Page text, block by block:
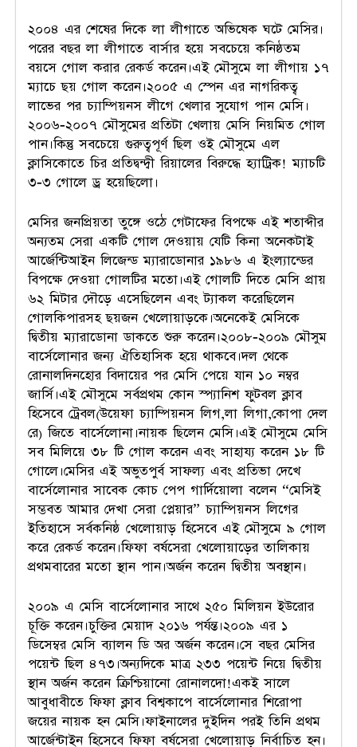
২০০৪ এর শেষের দিকে লা লীগাতে অভিষেক ঘটে মেসির।
পরের বছর লা লীগাতে বার্সার হয়ে সবচেয়ে কনিষ্ঠতম
বয়সে গোল করার রেকর্ড করেন।এই মৌসুমে লা লীগায় ১৭
ম্যাচে ছয় গোল করেন।২০০৫ এ স্পেন এর নাগরিকত্ব
লাভের পর চ্যাম্পিয়নস লীগে খেলার সুযোগ পান মেসি।
২০০৬-২০০৭ মৌসুমের প্রতিটা খেলায় মেসি নিয়মিত গোল
পান।কিন্তু সবচেয়ে গুরুত্বপূর্ণ ছিল ওই মৌসুমে এল
ক্লাসিকোতে চির প্রতিদ্বন্দ্বী রিয়ালের বিরুদ্ধে হ্যাট্রিক! ম্যাচটি
৩-৩ গোলে ড্র হয়েছিলো।
মেসির জনপ্রিয়তা তুঙ্গে ওঠে গেটাফের বিপক্ষে এই শতাব্দীর
অন্যতম সেরা একটি গোল দেওয়ায় যেটি কিনা অনেকটাই
আর্জেন্টিআইন লিজেন্ড ম্যারাডোনার ১৯৮৬ এ ইংল্যান্ডের
বিপক্ষে দেওয়া গোলটির মতো।এই গোলটি দিতে মেসি প্রায়
৬২ মিটার দৌড়ে এসেছিলেন এবং ট্যাকল করেছিলেন
গোলকিপারসহ ছয়জন খেলোয়াড়কে।অনেকেই মেসিকে
দ্বিতীয় ম্যারাডোনা ডাকতে শুরু করেন।২০০৮-২০০৯ মৌসুম
বার্সেলোনার জন্য ঐতিহাসিক হয়ে থাকবে।দল থেকে
রোনালদিনহোর বিদায়ের পর মেসি পেয়ে যান ১০ নম্বর
জার্সি।এই মৌসুমে সর্বপ্রথম কোন স্প্যানিশ ফুটবল ক্লাব
হিসেবে ট্রেবল(উয়েফা চ্যাম্পিয়নস লিগ,লা লিগা,কোপা দেল
রে) জিতে বার্সেলোনা।নায়ক ছিলেন মেসি।এই মৌসুমে মেসি
সব মিলিয়ে ৩৮ টি গোল করেন এবং সাহায্য করেন ১৮ টি
গোলে।মেসির এই অভুতপুর্ব সাফল্য এবং প্রতিভা দেখে
বার্সেলোনার সাবেক কোচ পেপ গার্দিয়োলা বলেন “মেসিই
সম্ভবত আমার দেখা সেরা প্লেয়ার” চ্যাম্পিয়নস লিগের
ইতিহাসে সর্বকনিষ্ঠ খেলোয়াড় হিসেবে এই মৌসুমে ৯ গোল
করে রেকর্ড করেন।ফিফা বর্ষসেরা খেলোয়াড়ের তালিকায়
প্রথমবারের মতো স্থান পান।অর্জন করেন দ্বিতীয় অবস্থান।
২০০৯ এ মেসি বার্সেলোনার সাথে ২৫০ মিলিয়ন ইউরোর
চূক্তি করেন।চুক্তির মেয়াদ ২০১৬ পর্যন্ত।২০০৯ এর ১
ডিসেম্বর মেসি ব্যালন ডি অর অর্জন করেন।সে বছর মেসির
পয়েন্ট ছিল ৪৭৩।অন্যদিকে মাত্র ২৩৩ পয়েন্ট নিয়ে দ্বিতীয়
স্থান অর্জন করেন ক্রিশ্চিয়ানো রোনালদো!একই সালে
আবুধাবীতে ফিফা ক্লাব বিশ্বকাপে বার্সেলোনার শিরোপা
জয়ের নায়ক হন মেসি।ফাইনালের দুইদিন পরই তিনি প্রথম
আর্জেন্টাইন হিসেবে ফিফা বর্ষসেরা খেলোয়াড় নির্বাচিত হন।